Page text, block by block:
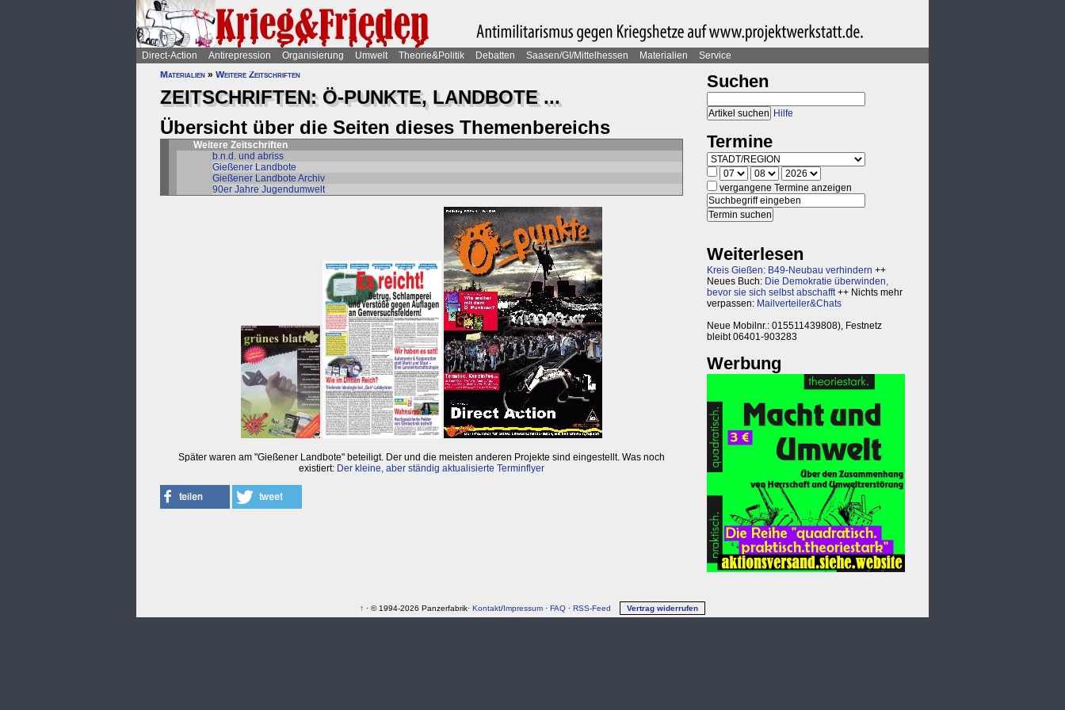
Direct-Action Antirepression Organisierung Umwelt Theorie&Politik Debatten Saasen/GI/Mittelhessen Materialien
Service
Materialien » Weitere Zeitschriften
ZEITSCHRIFTEN: Ö-PUNKTE, LANDBOTE ...
Übersicht über die Seiten dieses Themenbereichs
Weitere Zeitschriften
b.n.d. und abriss
Gießener Landbote
Gießener Landbote Archiv
90er Jahre Jugendumwelt
Später waren am "Gießener Landbote" beteiligt. Der und die meisten anderen Projekte sind eingestellt. Was noch
existiert: Der kleine, aber ständig aktualisierte Terminflyer
Suchen
Hilfe
Termine
vergangene Termine anzeigen
Weiterlesen
Kreis Gießen: B49-Neubau verhindern ++
Neues Buch: Die Demokratie überwinden,
bevor sie sich selbst abschafft++ Nichts mehr
verpassen: Mailverteiler&Chats
Neue Mobilnr.: 015511439808), Festnetz
bleibt 06401-903283
Werbung
↑ · © 1994-2026 Panzerfabrik· Kontakt/Impressum · FAQ · RSS-Feed Vertrag widerrufen